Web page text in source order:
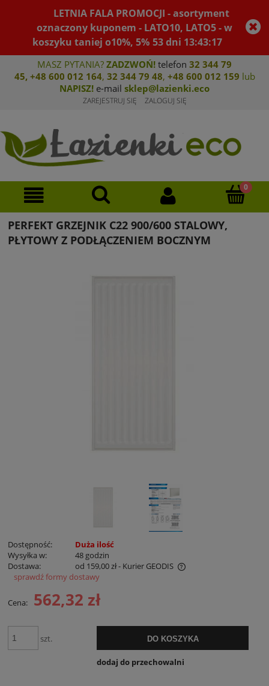
LETNIA FALA PROMOCJI - asortyment
oznaczony kuponem - LATO10, LATO5 - w
koszyku taniej o10%, 5% 53dni 13:43:17
MASZ PYTANIA? ZADZWOŃ! telefon 32 344 79
45, +48 600 012 164, 32 344 79 48, +48 600 012 159 lub
NAPISZ! e-mail sklep@lazienki.eco
ZAREJESTRUJ SIĘ ZALOGUJ SIĘ
PERFEKT GRZEJNIK C22 900/600 STALOWY,
PŁYTOWY Z PODŁĄCZENIEM BOCZNYM
Dostępność:
Duża ilość
Wysyłka w:
48 godzin
Dostawa:
od 159,00 zł- Kurier GEODIS
Cena nie zawiera ewentualnych kosztów płatności
sprawdź formy dostawy
Cena: 562,32 zł
szt. DO KOSZYKA
dodaj do przechowalni